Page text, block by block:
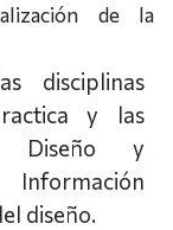
de la
disciplinas
y las
Diseño y
diseño.